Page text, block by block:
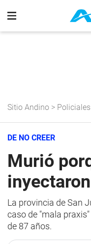
Sitio Andino > Policiales
DE NO CREER
Murió
La provincia de San
caso de "mala
de 87 años.